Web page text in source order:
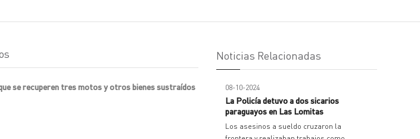
se recuperen tres motos y otros bienes sustraídos
Noticias Relacionadas
08-10-2024
La Policía detuvo a dos sicarios
paraguayos en Las Lomitas
Los asesinos a sueldo cruzaron la